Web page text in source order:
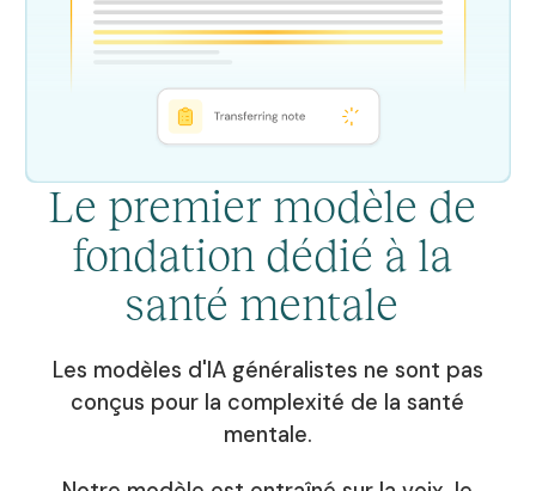
Le premier modèle de
fondation dédié à la
santé mentale
Les modèles d'IA généralistes ne sont pas
conçus pour la complexité de la santé
mentale.